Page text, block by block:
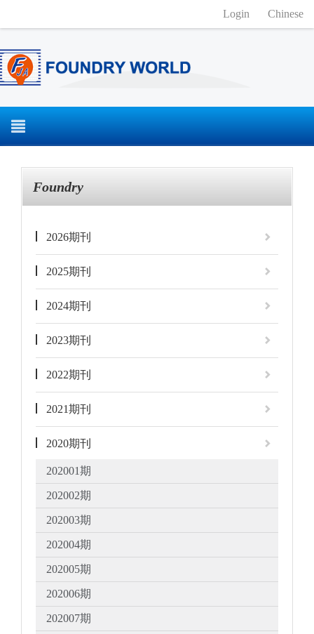
Login Chinese
Foundry
2026期刊
2025期刊
2024期刊
2023期刊
2022期刊
2021期刊
2020期刊
202001期
202002期
202003期
202004期
202005期
202006期
202007期